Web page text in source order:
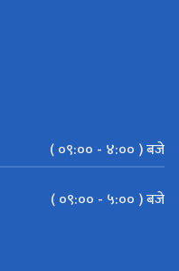
( ०९:०० - ४:०० ) बजे
( ०९:०० - ५:०० ) बजे